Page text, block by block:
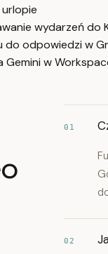
wydarzeń do
odpowiedzi w
Gemini w
01
02